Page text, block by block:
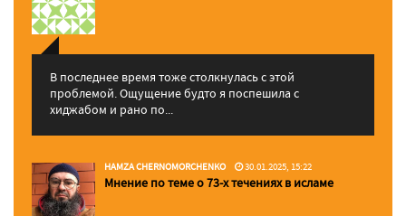
В последнее время тоже столкнулась с этой
проблемой. Ощущение будто я поспешила с
хиджабом и рано по...
HAMZA CHERNOMORCHENKO 30.01.2025, 15:22
Мнение по теме о 73-х течениях в исламе